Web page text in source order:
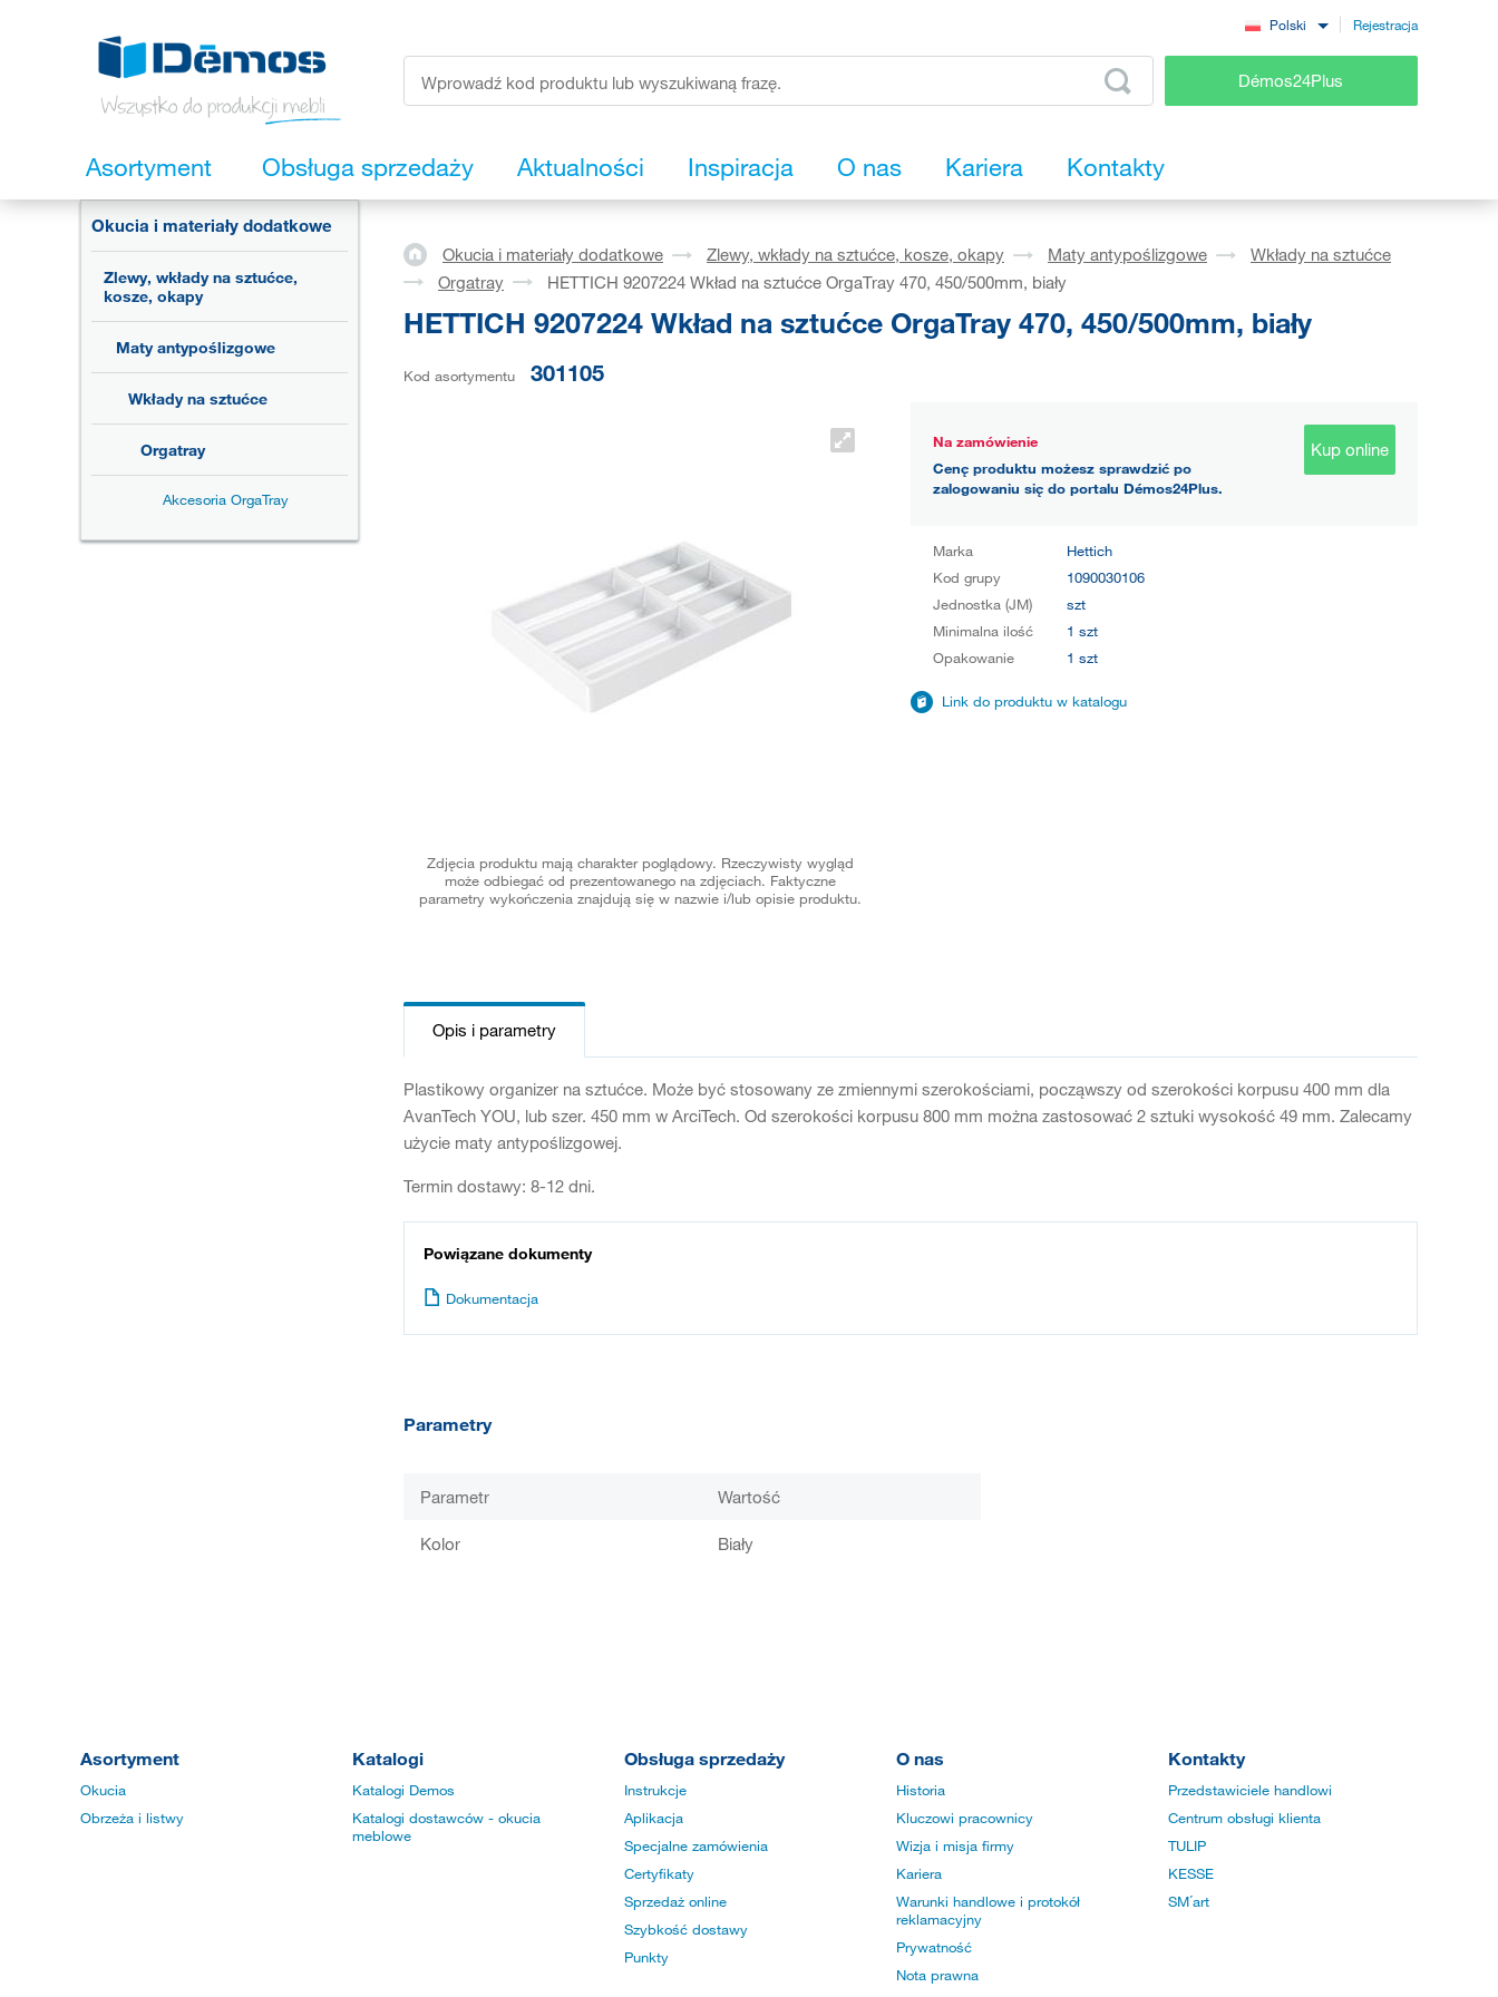
Polski Rejestracja
Démos24Plus
Asortyment Obsługa sprzedaży Aktualności Inspiracja O nas Kariera Kontakty
Okucia i materiały dodatkowe
Zlewy, wkłady na sztućce,
kosze, okapy
Maty antypoślizgowe
Wkłady na sztućce
Orgatray
Akcesoria OrgaTray
Okucia i materiały dodatkowe Zlewy, wkłady na sztućce, kosze, okapy Maty antypoślizgowe
Wkłady na sztućce
Orgatray
HETTICH 9207224 Wkład na sztućce OrgaTray 470, 450/500mm, biały
HETTICH 9207224 Wkład na sztućce OrgaTray 470, 450/500mm, biały
Kod asortymentu 301105
Zdjęcia produktu mają charakter poglądowy. Rzeczywisty wygląd
może odbiegać od prezentowanego na zdjęciach. Faktyczne
parametry wykończenia znajdują się w nazwie i/lub opisie produktu.
Na zamówienie
Cenę produktu możesz sprawdzić po
zalogowaniu się do portalu Démos24Plus.
Kup online
Marka
Hettich
Kod grupy
1090030106
Jednostka (JM)
szt
Minimalna ilość
1 szt
Opakowanie
1 szt
Link do produktu w katalogu
Opis i parametry
Plastikowy organizer na sztućce. Może być stosowany ze zmiennymi szerokościami, począwszy od szerokości korpusu 400 mm dla
AvanTech YOU, lub szer. 450 mm w ArciTech. Od szerokości korpusu 800 mm można zastosować 2 sztuki wysokość 49 mm. Zalecamy
użycie maty antypoślizgowej.
Termin dostawy: 8-12 dni.
Powiązane dokumenty
Dokumentacja
Parametry
Parametr Wartość
Kolor Biały
Asortyment
Okucia
Obrzeża i listwy
Katalogi
Katalogi Demos
Katalogi dostawców - okucia
meblowe
Obsługa sprzedaży
Instrukcje
Aplikacja
Specjalne zamówienia
Certyfikaty
Sprzedaż online
Szybkość dostawy
Punkty
O nas
Historia
Kluczowi pracownicy
Wizja i misja firmy
Kariera
Warunki handlowe i protokół
reklamacyjny
Prywatność
Nota prawna
Kontakty
Przedstawiciele handlowi
Centrum obsługi klienta
TULIP
KESSE
SM´art